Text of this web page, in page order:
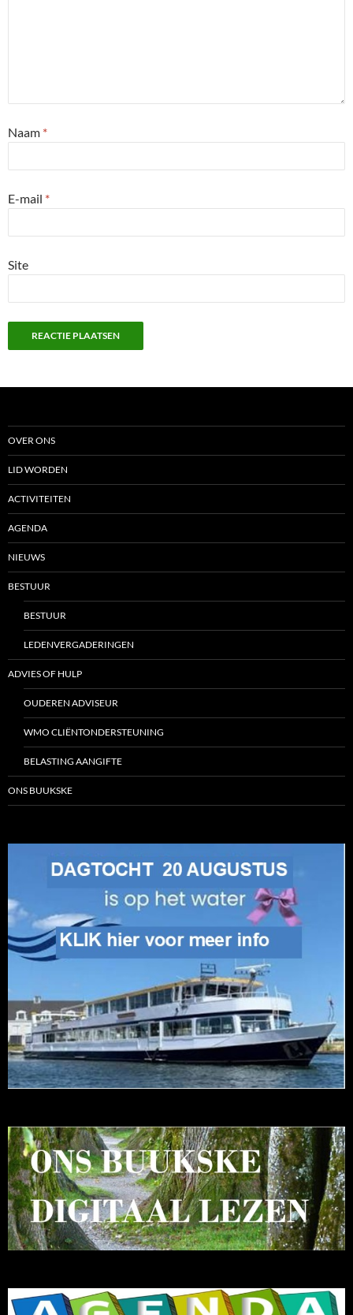
Naam *
E-mail *
Site
OVER ONS
LID WORDEN
ACTIVITEITEN
AGENDA
NIEUWS
BESTUUR
BESTUUR
LEDENVERGADERINGEN
ADVIES OF HULP
OUDEREN ADVISEUR
WMO CLIËNTONDERSTEUNING
BELASTING AANGIFTE
ONS BUUKSKE